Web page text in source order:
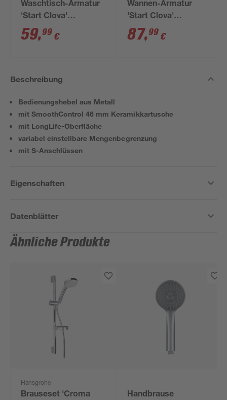
Waschtisch-Armatur
'Start Clova'
chromfarben
59,99 €
Wannen-Armatur
'Start Clova'
chromfarben
87,99 €
Beschreibung
Bedienungshebel aus Metall
mit SmoothControl 46 mm Keramikkartusche
mit LongLife-Oberfläche
variabel einstellbare Mengenbegrenzung
mit S-Anschlüssen
Eigenschaften
Datenblätter
Ähnliche Produkte
Hansgrohe
Brauseset 'Croma
Handbrause